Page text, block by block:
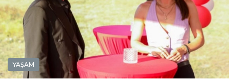
YAŞAM